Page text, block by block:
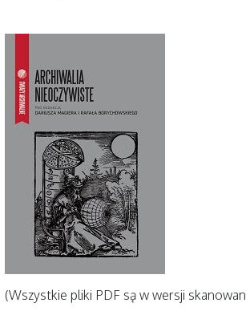
(Wszystkie pliki PDF są w wersji